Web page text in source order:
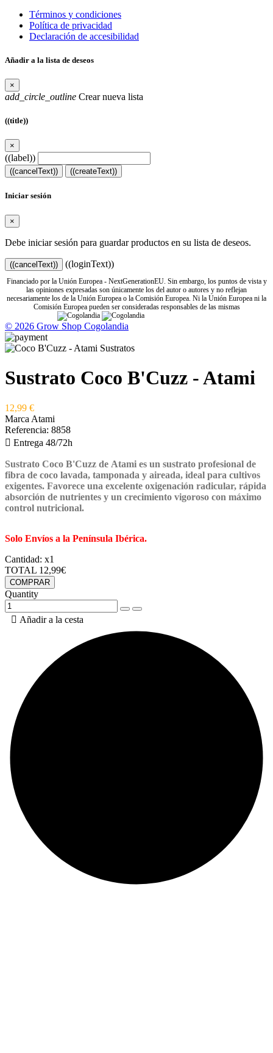
Términos y condiciones
Política de privacidad
Declaración de accesibilidad
Añadir a la lista de deseos
×
add_circle_outline Crear nueva lista
((title))
×
((label))
((cancelText)) ((createText))
Iniciar sesión
×
Debe iniciar sesión para guardar productos en su lista de deseos.
((cancelText)) ((loginText))
Financiado por la Unión Europea - NextGenerationEU. Sin embargo, los puntos de vista y
las opiniones expresadas son únicamente los del autor o autores y no reflejan
necesariamente los de la Unión Europea o la Comisión Europea. Ni la Unión Europea ni la
Comisión Europea pueden ser consideradas responsables de las mismas
© 2026 Grow Shop Cogolandia
Sustrato Coco B'Cuzz - Atami
12,99 €
Marca Atami
Referencia: 8858
 Entrega 48/72h
Sustrato Coco B'Cuzz de Atami es un sustrato profesional de
fibra de coco lavada, tamponada y aireada, ideal para cultivos
exigentes. Favorece una excelente oxigenación radicular, rápida
absorción de nutrientes y un crecimiento vigoroso con máximo
control nutricional.
Solo Envíos a la Península Ibérica.
Cantidad: x1
TOTAL 12,99€
COMPRAR
Quantity
 Añadir a la cesta